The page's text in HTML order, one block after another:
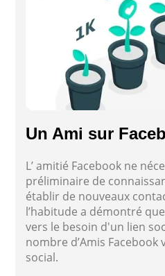
Un Ami sur
L’ amitié Facebook ne
préliminaire de
établir de nouveaux
l’habitude a démontré
vers le besoin d'un lien
nombre d’Amis
social.